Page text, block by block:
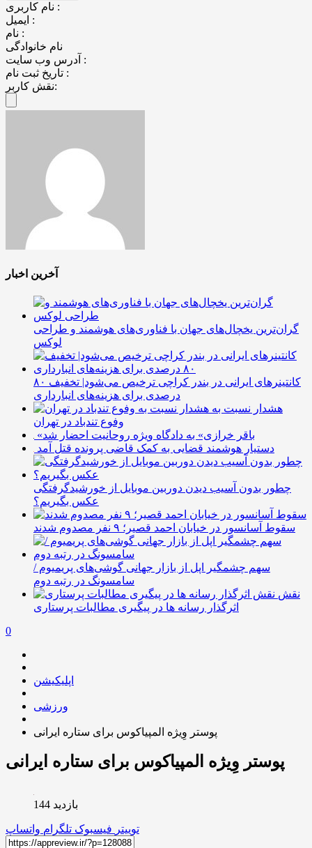
نام کاربری :
ایمیل :
نام :
نام خانوادگی
آدرس وب سایت :
تاریخ ثبت نام :
نقش کاربر:
آخرین اخبار
گران‌ترین یخچال‌های جهان با فناوری‌های هوشمند و طراحی
لوکس
کانتینرهای ایرانی در بندر کراچی ترخیص می‌شود| تخفیف ۸۰
درصدی برای هزینه‌های انبارداری
هشدار نسبت به
وفوع تندباد در تهران
«باقر خرازی» به دادگاه ویژه روحانیت احضار شد
دستیار هوشمند قضایی به کمک قاضی پرونده قتل آمد
چطور بدون آسیب دیدن دوربین موبایل از خورشیدگرفتگی
عکس بگیریم؟
سقوط آسانسور در خیابان احمد قصیر؛ ۹ نفر مصدوم شدند
سهم چشمگیر اپل از بازار جهانی گوشی‌های پریمیوم /
سامسونگ در رتبه دوم
نقش
اثرگذار رسانه ها در پیگیری مطالبات پرستاری
0
اپلیکیشن
ورزشی
پوستر وِیژه المپیاکوس برای ستاره ایرانی
پوستر وِیژه المپیاکوس برای ستاره ایرانی
بازدید 144
توییتر فیسبوک تلگرام واتساپ